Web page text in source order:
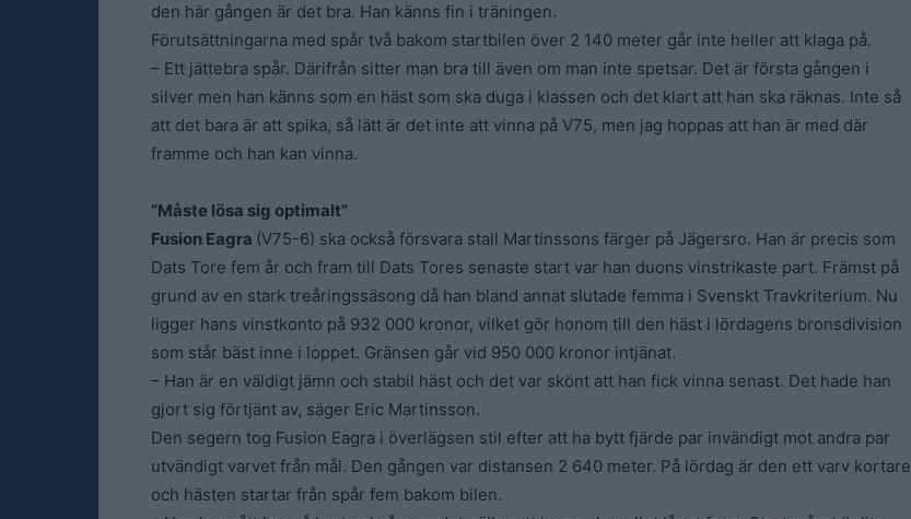
den här gången är det bra. Han känns fin i träningen.
Förutsättningarna med spår två bakom startbilen över 2 140 meter går inte heller att klaga på.
– Ett jättebra spår. Därifrån sitter man bra till även om man inte spetsar. Det är första gången i
silver men han känns som en häst som ska duga i klassen och det klart att han ska räknas. Inte så
att det bara är att spika, så lätt är det inte att vinna på V75, men jag hoppas att han är med där
framme och han kan vinna.
”Måste lösa sig optimalt”
Fusion Eagra (V75-6) ska också försvara stall Martinssons färger på Jägersro. Han är precis som
Dats Tore fem år och fram till Dats Tores senaste start var han duons vinstrikaste part. Främst på
grund av en stark treåringssäsong då han bland annat slutade femma i Svenskt Travkriterium. Nu
ligger hans vinstkonto på 932 000 kronor, vilket gör honom till den häst i lördagens bronsdivision
som står bäst inne i loppet. Gränsen går vid 950 000 kronor intjänat.
– Han är en väldigt jämn och stabil häst och det var skönt att han fick vinna senast. Det hade han
gjort sig förtjänt av, säger Eric Martinsson.
Den segern tog Fusion Eagra i överlägsen stil efter att ha bytt fjärde par invändigt mot andra par
utvändigt varvet från mål. Den gången var distansen 2 640 meter. På lördag är den ett varv kortare
och hästen startar från spår fem bakom bilen.